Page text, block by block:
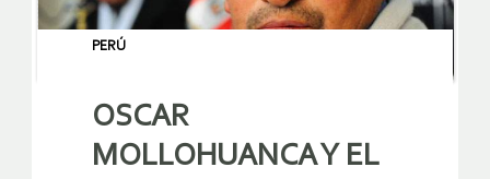
PERÚ
OSCAR
MOLLOHUANCA Y EL